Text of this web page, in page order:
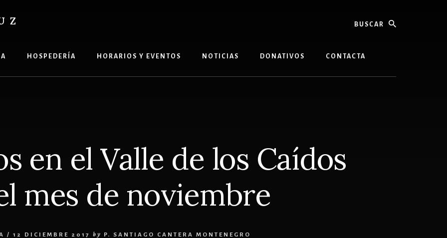
HOSPEDERÍA HORARIOS Y EVENTOS NOTICIAS DONATIVOS CONTACTA
en el Valle de los Caídos
mes de noviembre
/ 12 DICIEMBRE 2017 by P. SANTIAGO CANTERA MONTENEGRO